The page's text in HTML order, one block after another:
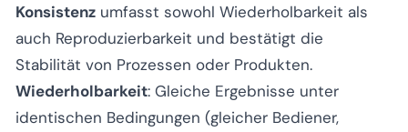
Konsistenz umfasst sowohl Wiederholbarkeit als
auch Reproduzierbarkeit und bestätigt die
Stabilität von Prozessen oder Produkten.
Wiederholbarkeit: Gleiche Ergebnisse unter
identischen Bedingungen (gleicher Bediener,